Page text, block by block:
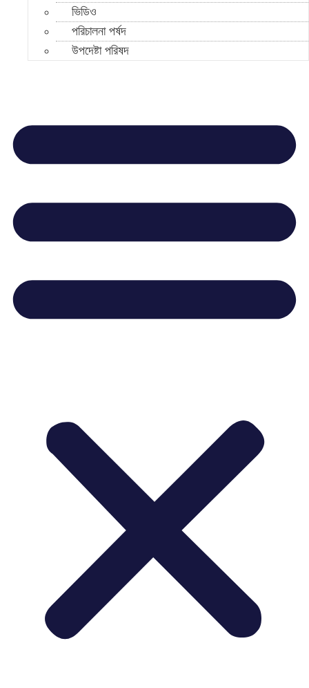
ভিডিও
পরিচালনা পর্ষদ
উপদেষ্টা পরিষদ